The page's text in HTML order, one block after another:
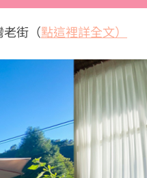
街（點這裡詳全文）